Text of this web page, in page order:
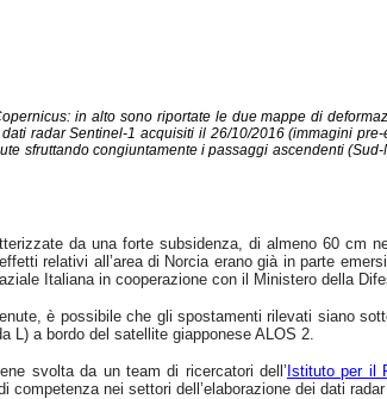
in alto sono riportate le due mappe di
radar Sentinel-1 acquisiti il 26/10/2016 (immagini
sfruttando congiuntamente i passaggi ascendenti
da una forte subsidenza, di almeno 60 cm
relativi all’area di Norcia erano già in parte
Italiana in cooperazione con il Ministero della
è possibile che gli spostamenti rilevati siano
L) a bordo del satellite giapponese ALOS 2.
svolta da un team di ricercatori dell’ Istituto per il
competenza nei settori dell’elaborazione dei dati